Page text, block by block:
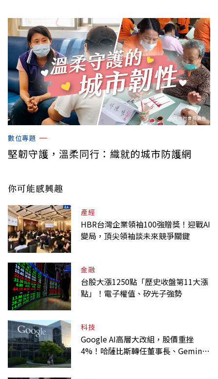
數位專題
堅韌守護，溫柔同行：織就的城市防護網
你可能感興趣
產經
HBR台灣企業領袖100強贈獎！迎戰AI
變局，頂尖領袖談未來競爭關鍵
金融
台股大漲1250點「歷史收盤第11大漲
點」！電子權值、矽光子強勢
科技
Google AI高層大改組，股價重挫
4%！哈薩比斯轉任董事長、Gemini